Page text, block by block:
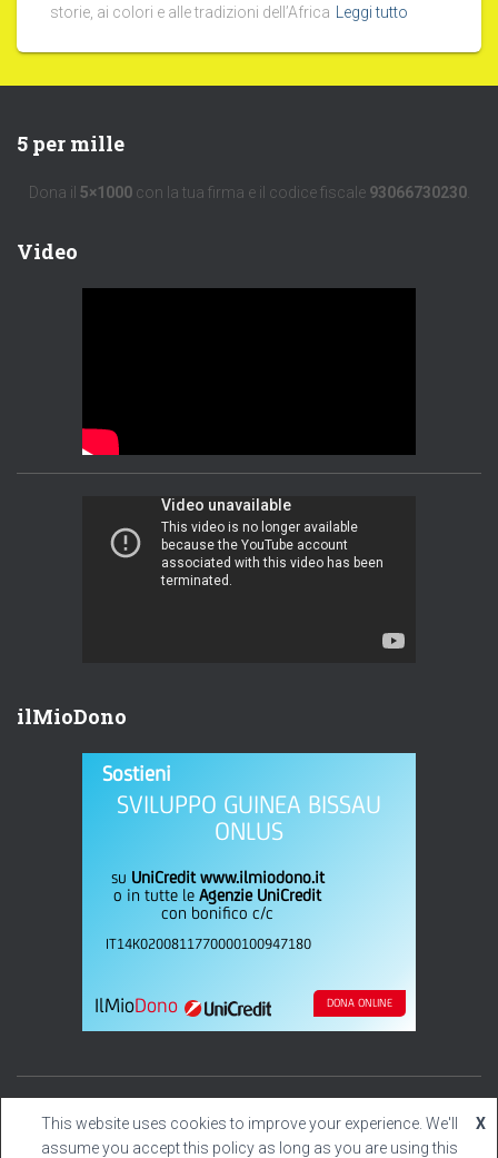
storie, ai colori e alle tradizioni dell’Africa
Leggi tutto
5 per mille
Dona il 5×1000con la tua firma e il codice fiscale 93066730230.
Video
ilMioDono
Sostieni
SVILUPPO GUINEA BISSAU
ONLUS
su UniCredit www.ilmiodono.it
o in tutte le Agenzie UniCredit
con bonifico c/c
IT14K0200811770000100947180
DONA ONLINE
IlMioDono
Hestia | Sviluppato da
ThemeIsle
This website uses cookies to improve your experience. We'll
assume you accept this policy as long as you are using this
X